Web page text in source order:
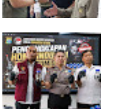
Komisi D DPRDSU Ikut Gubsu
Bobby Nasution Berkantor di
Nias